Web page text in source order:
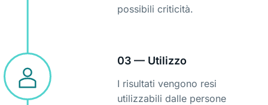
possibili criticità.
03 — Utilizzo
I risultati vengono resi
utilizzabili dalle persone